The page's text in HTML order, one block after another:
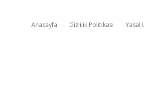
Anasayfa Gizlilik Politikası Yasal